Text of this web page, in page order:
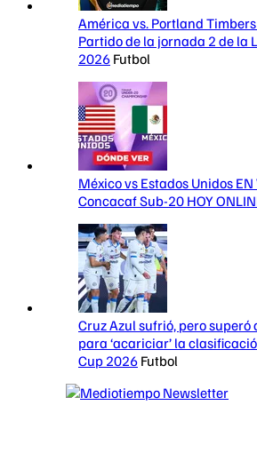
América vs. Portland Timbers
Partido de la jornada 2 de la
2026 Futbol
México vs Estados Unidos EN
Concacaf Sub-20 HOY
Cruz Azul sufrió, pero superó
para ‘acariciar’ la
Cup 2026 Futbol